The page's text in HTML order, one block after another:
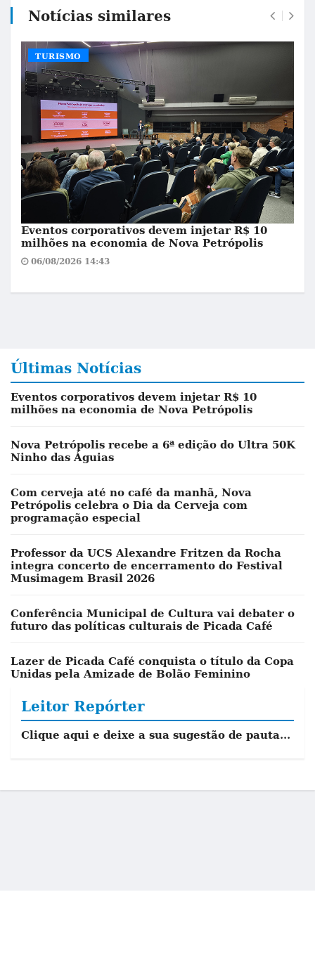
Notícias similares
TURISMO
Eventos corporativos devem injetar R$ 10
milhões na economia de Nova Petrópolis
06/08/2026 14:43
Últimas Notícias
Eventos corporativos devem injetar R$ 10
milhões na economia de Nova Petrópolis
Nova Petrópolis recebe a 6ª edição do Ultra 50K
Ninho das Águias
Com cerveja até no café da manhã, Nova
Petrópolis celebra o Dia da Cerveja com
programação especial
Professor da UCS Alexandre Fritzen da Rocha
integra concerto de encerramento do Festival
Musimagem Brasil 2026
Conferência Municipal de Cultura vai debater o
futuro das políticas culturais de Picada Café
Lazer de Picada Café conquista o título da Copa
Unidas pela Amizade de Bolão Feminino
Leitor Repórter
Clique aqui e deixe a sua sugestão de pauta...